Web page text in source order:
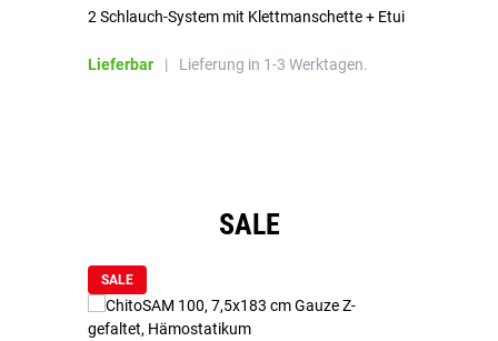
2 Schlauch-System mit Klettmanschette + Etui
Lieferbar | Lieferung in 1-3 Werktagen.
SALE
SALE